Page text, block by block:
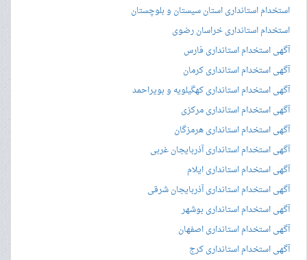
استخدام استانداری استان سیستان و بلوچستان
استخدام استانداری خراسان رضوی
آگهی استخدام استانداری فارس
آگهی استخدام استانداری کرمان
آگهی استخدام استانداری کهگیلویه و بویراحمد
آگهی استخدام استانداری مرکزی
آگهی استخدام استانداری هرمزگان
آگهی استخدام استانداری آذربایجان غربی
آگهی استخدام استانداری ایلام
آگهی استخدام استانداری آذربایجان شرقی
آگهی استخدام استانداری بوشهر
آگهی استخدام استانداری اصفهان
آگهی استخدام استانداری کرج